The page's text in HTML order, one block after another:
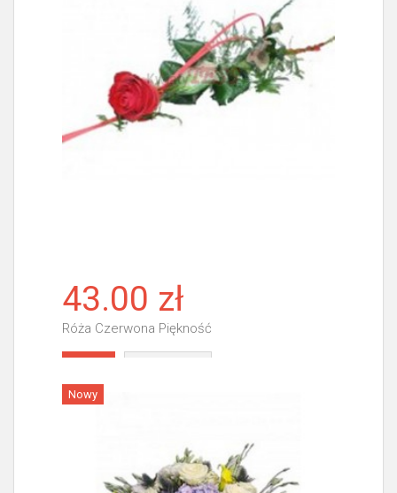
43.00 zł
Róża Czerwona Piękność
Nowy